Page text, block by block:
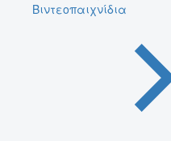
Βιντεοπαιχνίδια